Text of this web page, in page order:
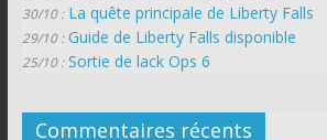
30/10 : La quête principale de Liberty Falls
29/10 : Guide de Liberty Falls disponible
25/10 : Sortie de lack Ops 6
Commentaires récents